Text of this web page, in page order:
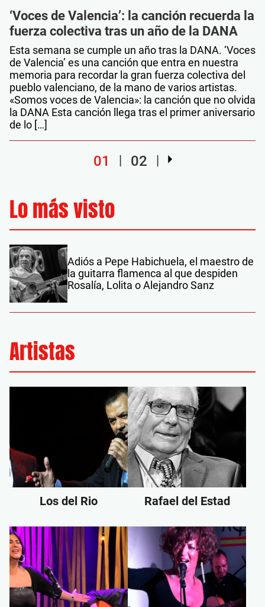
‘Voces de Valencia’: la canción recuerda la
fuerza colectiva tras un año de la DANA
Esta semana se cumple un año tras la DANA. ‘Voces
de Valencia’ es una canción que entra en nuestra
memoria para recordar la gran fuerza colectiva del
pueblo valenciano, de la mano de varios artistas.
«Somos voces de Valencia»: la canción que no olvida
la DANA Esta canción llega tras el primer aniversario
de lo […]
01 02
Lo más visto
Adiós a Pepe Habichuela, el maestro de
la guitarra flamenca al que despiden
Rosalía, Lolita o Alejandro Sanz
Artistas
Los del Rio Rafael del Estad